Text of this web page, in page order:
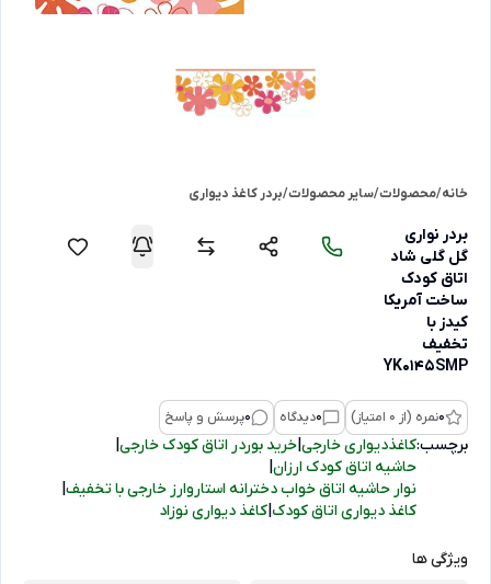
خانه/محصولات/سایر محصولات/بردر کاغذ دیواری
بردر نواری
گل گلی شاد
اتاق کودک
ساخت آمریکا
کیدز با
تخفیف
YK0145SMP
0نمره (از 0 امتیاز) 0دیدگاه 0پرسش و پاسخ
برچسب:کاغذدیواری خارجی خرید بوردر اتاق کودک خارجی
حاشیه اتاق کودک ارزان
نوار حاشیه اتاق خواب دخترانه استاروارز خارجی با تخفیف
کاغذ دیواری اتاق کودک کاغذ دیواری نوزاد
ویژگی ها